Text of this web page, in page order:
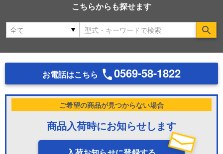
こちらからも探せます
お電話はこちら 0569-58-1822
ご希望の商品が見つからない場合
商品入荷時にお知らせします